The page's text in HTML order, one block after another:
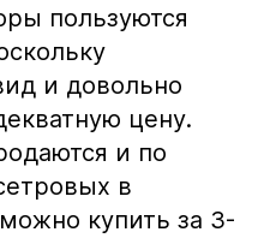
пользуются
и довольно
цену.
и по
в
купить за 3-